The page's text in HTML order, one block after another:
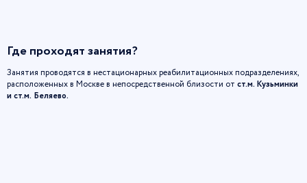
Где проходят занятия?
Занятия проводятся в нестационарных реабилитационных подразделениях,
расположенных в Москве в непосредственной близости от ст.м. Кузьминки
и ст.м. Беляево.